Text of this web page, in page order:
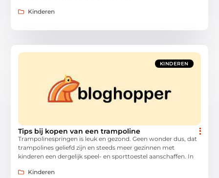
Kinderen
KINDEREN
Tips bij kopen van een trampoline
Trampolinespringen is leuk en gezond. Geen wonder dus, dat
trampolines geliefd zijn en steeds meer gezinnen met
kinderen een dergelijk speel- en sporttoestel aanschaffen. In
Kinderen